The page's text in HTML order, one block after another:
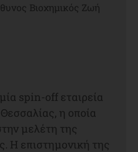
Βιοχημικός Ζωή
μία spin-off εταιρεία
η οποία
μελέτη της
Η επιστημονική της